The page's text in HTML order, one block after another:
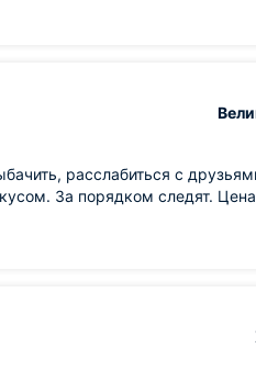
расслабиться с
За порядком следят.